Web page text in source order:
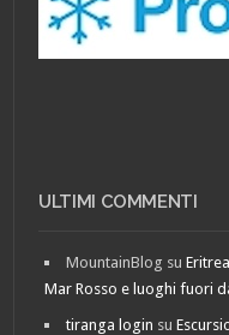
ULTIMI COMMENTI
MountainBlog su
Mar Rosso e luoghi fuori
tiranga login su